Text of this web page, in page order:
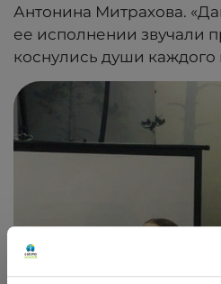
Антонина Митрахова.
ее исполнении звучали
коснулись души каждого